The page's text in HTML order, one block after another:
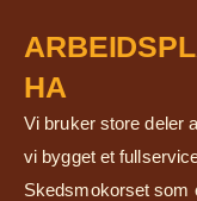
HA
Vi bruker store deler
vi bygget et
Skedsmokorset som